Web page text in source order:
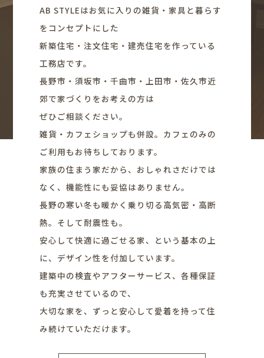
AB STYLEはお気に入りの雑貨・家具と暮らす
をコンセプトにした
新築住宅・注文住宅・建売住宅を作っている
工務店です。
長野市・須坂市・千曲市・上田市・佐久市近
郊で家づくりをお考えの方は
ぜひご相談ください。
雑貨・カフェショップも併設。カフェのみの
ご利用もお待ちしております。
家族の住まう家だから、おしゃれさだけでは
なく、機能性にも妥協はありません。
長野の寒い冬も暖かく乗り切る高気密・高断
熱。そして耐震性も。
安心して快適に過ごせる家、という基本の上
に、デザイン性を付加しています。
建築中の検査やアフターサービス、各種保証
も充実させているので、
大切な家を、ずっと安心して愛着を持って住
み続けていただけます。